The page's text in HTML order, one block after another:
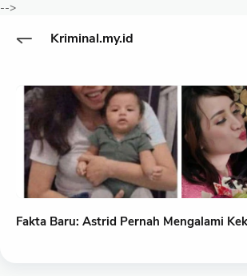
-->
Kriminal.my.id
Fakta Baru: Astrid Pernah Mengalami